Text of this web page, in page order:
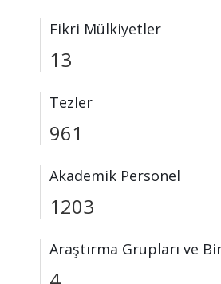
Fikri Mülkiyetler
13
Tezler
961
Akademik Personel
1203
Araştırma Grupları ve